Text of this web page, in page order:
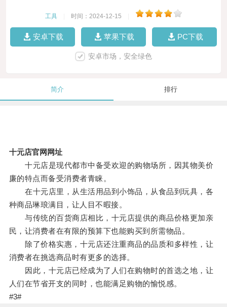
工具 时间：2024-12-15
安卓下载 苹果下载 PC下载
安卓市场，安全绿色
简介 排行
十元店官网网址
十元店是现代都市中备受欢迎的购物场所，因其物美价
廉的特点而备受消费者青睐。
在十元店里，从生活用品到小饰品，从食品到玩具，各
种商品琳琅满目，让人目不暇接。
与传统的百货商店相比，十元店提供的商品价格更加亲
民，让消费者在有限的预算下也能购买到所需物品。
除了价格实惠，十元店还注重商品的品质和多样性，让
消费者在挑选商品时有更多的选择。
因此，十元店已经成为了人们在购物时的首选之地，让
人们在节省开支的同时，也能满足购物的愉悦感。
#3#